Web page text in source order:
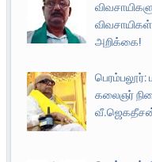
அறிக்கை!
பெரம்பலூர்:
கலைஞர்